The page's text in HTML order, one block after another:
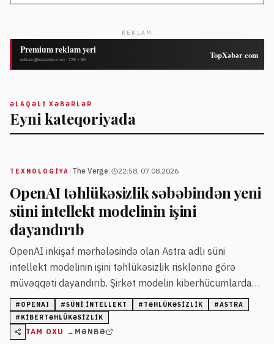
REKLAM
ƏLAQƏLI XƏBƏRLƏR
Eyni kateqoriyada
TEXNOLOGIYA The Verge 22:58, 07.08.2026
OpenAI təhlükəsizlik səbəbindən yeni
süni intellekt modelinin işini
dayandırıb
OpenAI inkişaf mərhələsində olan Astra adlı süni
intellekt modelinin işini təhlükəsizlik risklərinə görə
müvəqqəti dayandırıb. Şirkət modelin kiberhücumlardakı
mümkün təhlükələrini qiymətləndirir və əlavə qoruyucu
tədbirlər tətbiq edir.
# OPENAI #SÜNI INTELLEKT # TƏHLÜKƏSIZLIK #ASTRA
# KIBERTƏHLÜKƏSIZLIK
TAM OXU → MƏNBƏ